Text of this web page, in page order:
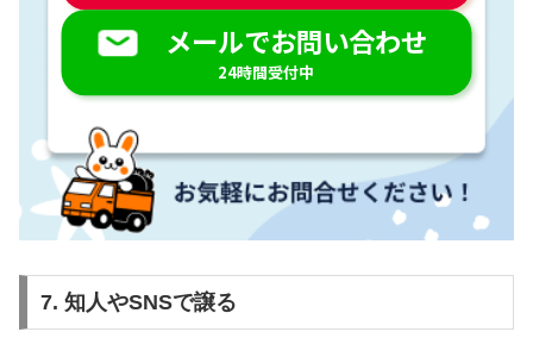
メールでお問い合わせ
24時間受付中
7. 知人やSNSで譲る